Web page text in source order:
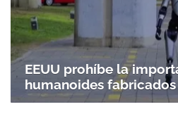
EEUU prohíbe la
humanoides